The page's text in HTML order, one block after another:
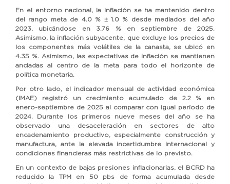
En el entorno nacional, la inflación se ha mantenido dentro
del rango meta de 4.0 % ± 1.0 % desde mediados del año
2023, ubicándose en 3.76 % en septiembre de 2025.
Asimismo, la inflación subyacente, que excluye los precios de
los componentes más volátiles de la canasta, se ubicó en
4.35 %. Asimismo, las expectativas de inflación se mantienen
ancladas al centro de la meta para todo el horizonte de
política monetaria.
Por otro lado, el indicador mensual de actividad económica
(IMAE) registró un crecimiento acumulado de 2.2 % en
enero-septiembre de 2025 al comparar con igual período de
2024. Durante los primeros nueve meses del año se ha
observado una desaceleración en sectores de alto
encadenamiento productivo, especialmente construcción y
manufactura, ante la elevada incertidumbre internacional y
condiciones financieras más restrictivas de lo previsto.
En un contexto de bajas presiones inflacionarias, el BCRD ha
reducido la TPM en 50 pbs de forma acumulada desde